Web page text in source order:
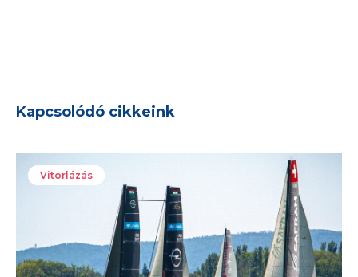
Kapcsolódó cikkeink
Vitorlázás